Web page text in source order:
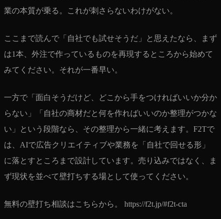
業の本質が乗る。これが刺さらないわけがない。
ここまで読んで「自社でも試せそうだ」と思えたなら、まず
は1本、外注で作っているものを再現するところから始めて
みてください。それが一番早い。
一方で「面白そうだけど、どこから手をつければいいか分か
らない」「自社の商材だと何を作ればいいのか整理がつかな
い」という段階なら、その整理から一緒に考えます。F2Tで
は、AIで広告クリエイティブや業務を「自社で回せる形」
に落とすところまで設計しています。売り込みではなく、ま
ず現状を並べて壁打ちする場として使ってください。
無料の壁打ち相談はこちらから。 https://f2t.jp/#f2t-cta